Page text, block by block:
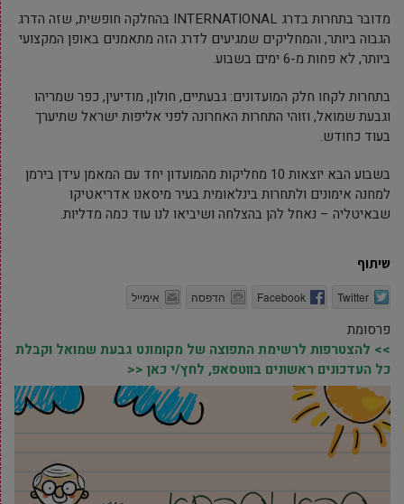
מדובר בתחרות בדרג INTERNATIONAL בהחלקה חופשית, שזה הדרג
הגבוה ביותר, והמחליקים שמגיעים לדרג הזה מתאמנים באופן המקצועי
ביותר, לא פחות מ-6 ימים בשבוע.
בתחרות לקחו חלק המועדונים: גבעתיים, חולון, מודיעין, כפר שמריהו
וגבעת שמואל, וזוהי התחרות האחרונה לפני אליפות ישראל שתיערך
בעוד כחודש.
בשבוע הבא יוצאות 10 מחליקות מהמועדון יחד עם המאמן עידן בירמן
למחנה אימונים ולתחרות בינלאומית בעיר מיסאנו אדריאטיקו
שבאיטליה – נאחל להן בהצלחה ושיביאו לנו עוד כמה מדליות.
שיתוף
Twitter
Facebook הדפסה אימייל
פרסומת
>> להצטרפות לרשימת התפוצה של מקומונט גבעת שמואל וקבלת
כל העדכונים ראשונים בווטסאפ, לחץ/י כאן <<